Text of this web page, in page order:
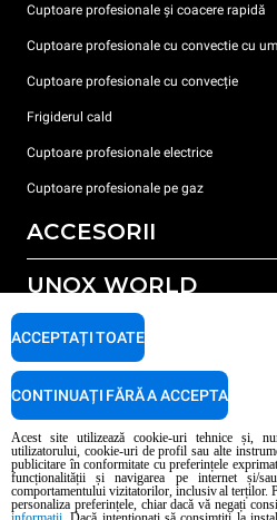
Cuptoare profesionale și coacere rapidă
Cuptoare profesionale cu convectie cu
Cuptoare profesionale cu convecție
Frigiderul cald
Cuptoare profesionale electrice
Cuptoare profesionale pe gaz
ACCESORII
Toate accesoriile
Detergent pentru spălarea automată
Detergent pentru spălarea manuală
Tratarea apei cu filtru de rășină
UNOX WORLD
Sediile noastre în lume
SUPORT
Garanția Unox
Localizator service
AI Content Disclaimer
Acest site utilizează cookie-uri tehnice și,
utilizatorului, cookie-uri de profil sau alte
publicitare în conformitate cu preferințele
funcționalității și navigarea pe internet și/
comportamentului vizitatorilor, inclusiv al terților.
personaliza preferințele, chiar dacă vă negați
ACCEPTAȚI TOATE
CONTINUAȚI FĂRĂ A ACCEPTA